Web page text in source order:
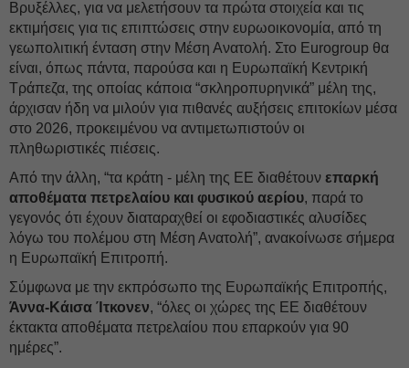
Βρυξέλλες, για να μελετήσουν τα πρώτα στοιχεία και τις
εκτιμήσεις για τις επιπτώσεις στην ευρωοικονομία, από τη
γεωπολιτική ένταση στην Μέση Ανατολή. Στο Eurogroup θα
είναι, όπως πάντα, παρούσα και η Ευρωπαϊκή Κεντρική
Τράπεζα, της οποίας κάποια “σκληροπυρηνικά” μέλη της,
άρχισαν ήδη να μιλούν για πιθανές αυξήσεις επιτοκίων μέσα
στο 2026, προκειμένου να αντιμετωπιστούν οι
πληθωριστικές πιέσεις.
Από την άλλη, “τα κράτη - μέλη της ΕΕ διαθέτουν επαρκή
αποθέματα πετρελαίου και φυσικού αερίου, παρά το
γεγονός ότι έχουν διαταραχθεί οι εφοδιαστικές αλυσίδες
λόγω του πολέμου στη Μέση Ανατολή”, ανακοίνωσε σήμερα
η Ευρωπαϊκή Επιτροπή.
Σύμφωνα με την εκπρόσωπο της Ευρωπαϊκής Επιτροπής,
Άννα-Κάισα Ίτκονεν, “όλες οι χώρες της ΕΕ διαθέτουν
έκτακτα αποθέματα πετρελαίου που επαρκούν για 90
ημέρες”.